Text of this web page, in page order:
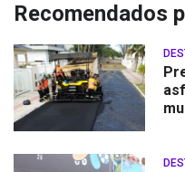
Recomendados